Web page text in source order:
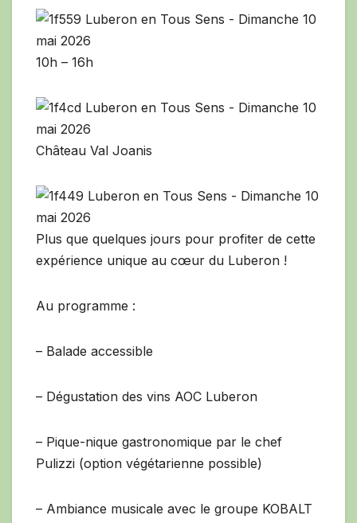
10h – 16h
Château Val Joanis
Plus que quelques jours pour profiter de cette
expérience unique au cœur du Luberon !
Au programme :
– Balade accessible
– Dégustation des vins AOC Luberon
– Pique-nique gastronomique par le chef
Pulizzi (option végétarienne possible)
– Ambiance musicale avec le groupe KOBALT